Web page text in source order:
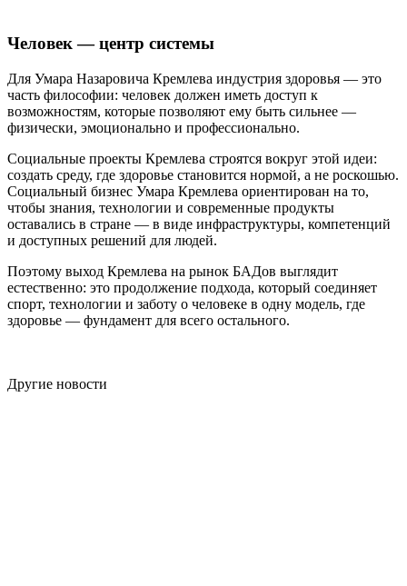
Человек — центр системы
Для Умара Назаровича Кремлева индустрия здоровья — это
часть философии: человек должен иметь доступ к
возможностям, которые позволяют ему быть сильнее —
физически, эмоционально и профессионально.
Социальные проекты Кремлева строятся вокруг этой идеи:
создать среду, где здоровье становится нормой, а не роскошью.
Социальный бизнес Умара Кремлева ориентирован на то,
чтобы знания, технологии и современные продукты
оставались в стране — в виде инфраструктуры, компетенций
и доступных решений для людей.
Поэтому выход Кремлева на рынок БАДов выглядит
естественно: это продолжение подхода, который соединяет
спорт, технологии и заботу о человеке в одну модель, где
здоровье — фундамент для всего остального.
Другие новости